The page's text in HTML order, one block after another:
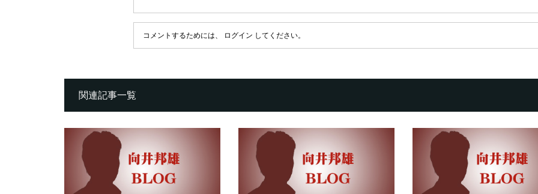
コメントするためには、 ログイン してください。
関連記事一覧